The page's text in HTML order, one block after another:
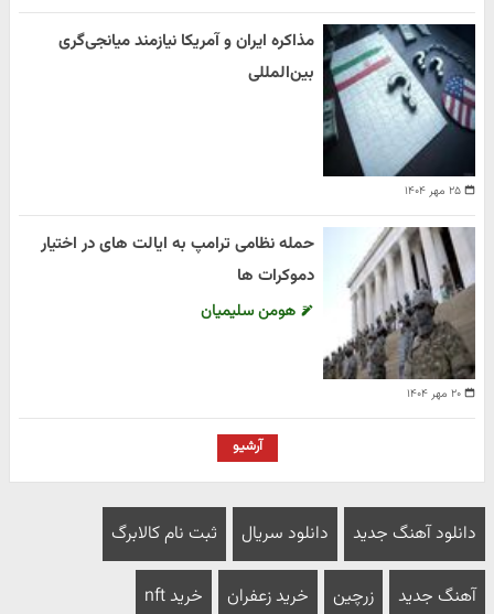
۲۵ مهر ۱۴۰۴
مذاکره ایران و آمریکا نیازمند میانجی‌گری
بین‌المللی
۲۰ مهر ۱۴۰۴
حمله نظامی ترامپ به ایالت های در اختیار
دموکرات ها
هومن سلیمیان
آرشیو
دانلود آهنگ جدید دانلود سریال ثبت نام کالابرگ
آهنگ جدید زرچین خرید زعفران خرید nft